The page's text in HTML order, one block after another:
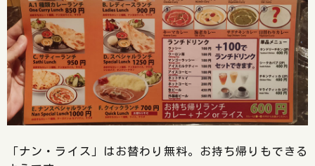
「ナン・ライス」はお替わり無料。お持ち帰りもできる